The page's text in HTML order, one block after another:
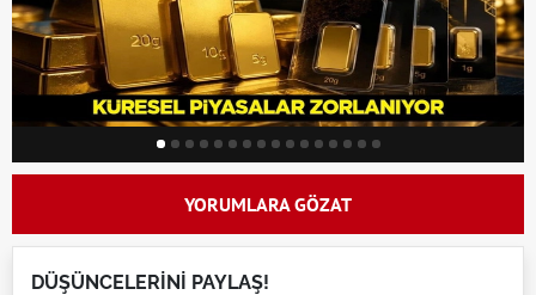
YORUMLARA GÖZAT
DÜŞÜNCELERİNİ PAYLAŞ!